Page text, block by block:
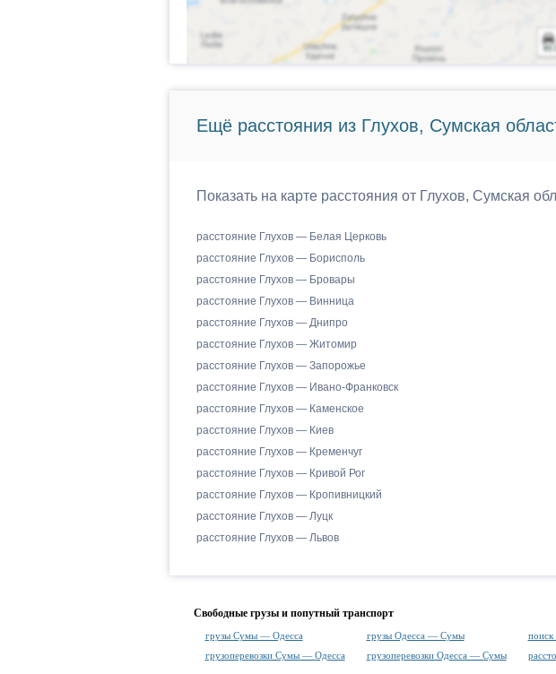
Ещё расстояния из Глухов, Сумская
Показать на карте расстояния от Глухов, Сумская
расстояние Глухов — Белая Церковь
расстояние Глухов — Борисполь
расстояние Глухов — Бровары
расстояние Глухов — Винница
расстояние Глухов — Днипро
расстояние Глухов — Житомир
расстояние Глухов — Запорожье
расстояние Глухов — Ивано-Франковск
расстояние Глухов — Каменское
расстояние Глухов — Киев
расстояние Глухов — Кременчуг
расстояние Глухов — Кривой Рог
расстояние Глухов — Кропивницкий
расстояние Глухов — Луцк
расстояние Глухов — Львов
Свободные грузы и попутный транспорт
грузы Сумы — Одесса грузы Одесса — Сумы
поиск
грузоперевозки Сумы — Одесса
грузоперевозки Одесса — Сумы